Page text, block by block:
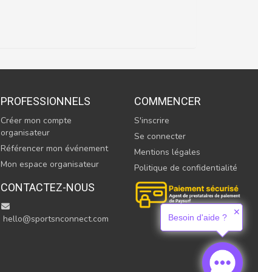
PROFESSIONNELS
Créer mon compte
organisateur
Référencer mon événement
Mon espace organisateur
CONTACTEZ-NOUS
hello@sportsnconnect.com
COMMENCER
S'inscrire
Se connecter
Mentions légales
Politique de confidentialité
Besoin d'aide ?
✕